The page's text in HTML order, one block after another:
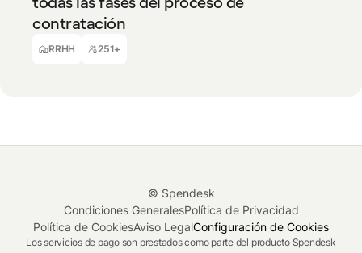
contratación
RRHH 251+
Aurore Teboul
Responsable de Compras Indirectas
© Spendesk
Condiciones GeneralesPolítica de Privacidad
Política de CookiesAviso LegalConfiguración de Cookies
Los servicios de pago son prestados como parte del producto Spendesk